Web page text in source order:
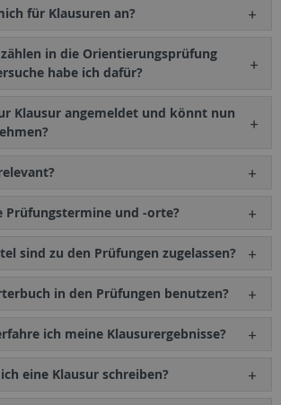
für Klausuren an?
in die Orientierungsprüfung
habe ich dafür?
Klausur angemeldet und könnt nun
Prüfungstermine und -orte?
sind zu den Prüfungen zugelassen?
in den Prüfungen benutzen?
ich meine Klausurergebnisse?
eine Klausur schreiben?